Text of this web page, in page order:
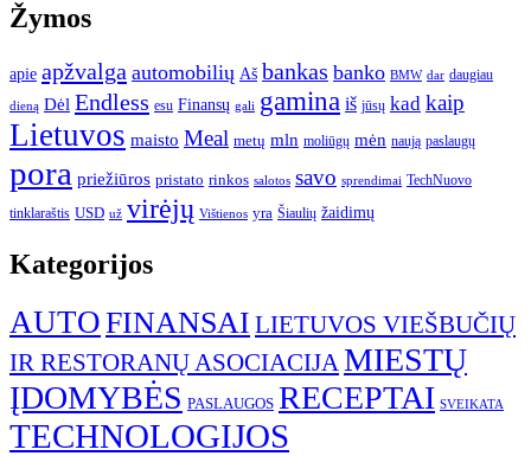
Žymos
apie apžvalga automobilių Aš bankas banko BMW dar daugiau
dieną Dėl Endless esu Finansų gali gamina iš jūsų kad kaip
Lietuvos maisto Meal metų mln moliūgų mėn naują paslaugų
pora priežiūros pristato rinkos salotos savo sprendimai TechNuovo
tinklaraštis USD už virėjų Vištienos yra Šiaulių žaidimų
Kategorijos
AUTOFINANSAI LIETUVOS VIEŠBUČIŲ
IR RESTORANŲ ASOCIACIJA MIESTŲ
ĮDOMYBĖS PASLAUGOS RECEPTAI SVEIKATA
TECHNOLOGIJOS